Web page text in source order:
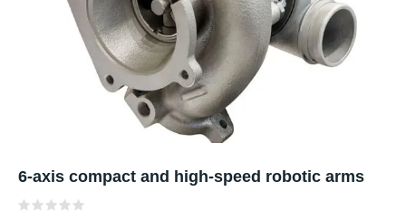
6-axis compact and high-speed robotic arms